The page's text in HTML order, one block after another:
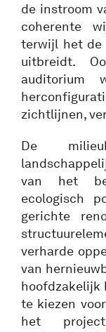
de instroom
coherente
terwijl het de
uitbreidt.
auditorium
zichtlijnen,
De
van het
ecologisch
gerichte
verharde
van
hoofdzakelijk
te kiezen
het